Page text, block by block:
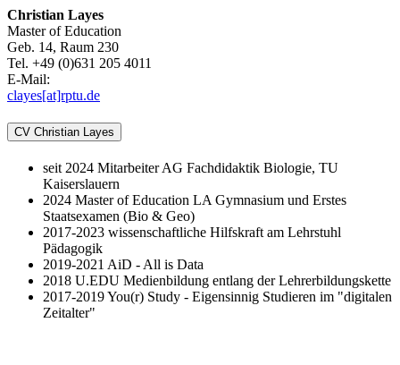
Christian Layes
Master of Education
Geb. 14, Raum 230
Tel. +49 (0)631 205 4011
E-Mail:
clayes[at]rptu.de
CV Christian Layes
seit 2024 Mitarbeiter AG Fachdidaktik Biologie, TU
Kaiserslauern
2024 Master of Education LA Gymnasium und Erstes
Staatsexamen (Bio & Geo)
2017-2023 wissenschaftliche Hilfskraft am Lehrstuhl
Pädagogik
2019-2021 AiD - All is Data
2018 U.EDU Medienbildung entlang der Lehrerbildungskette
2017-2019 You(r) Study - Eigensinnig Studieren im "digitalen
Zeitalter"